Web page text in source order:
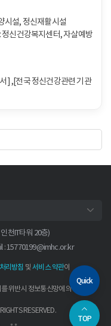
시설, 정신재활시설
신건강복지센터, 자살예방
] ,[전국 정신건강관련 기관
천IT타워 20층)
:15770199@imhc.or.kr
리방침 및서비스 약관이
위반시 정보통신망에 의해
RESERVED.
Quick
TOP